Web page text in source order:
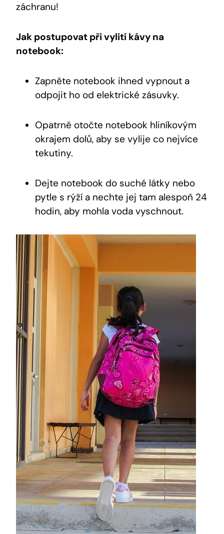
záchranu!
Jak postupovat při vylití kávy na
notebook:
Zapněte notebook ihned vypnout a
odpojit ho od elektrické zásuvky.
Opatrně otočte notebook hliníkovým
okrajem dolů, aby se vylije co nejvíce
tekutiny.
Dejte notebook do suché látky nebo
pytle s rýží a nechte jej tam alespoň 24
hodin, aby mohla voda vyschnout.